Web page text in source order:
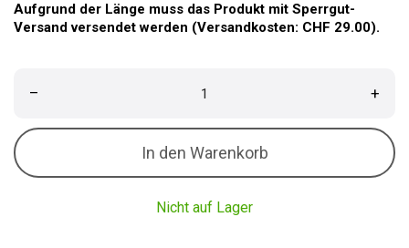
Aufgrund der Länge muss das Produkt mit Sperrgut-
Versand versendet werden (Versandkosten: CHF 29.00).
– +
In den Warenkorb
Nicht auf Lager